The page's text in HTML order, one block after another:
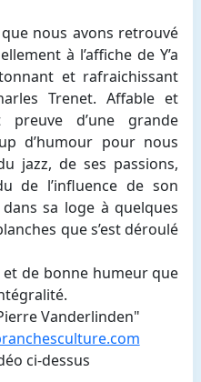
que nous avons retrouvé
à l’affiche de Y’a
et rafraichissant
Trenet. Affable et
d’une grande
d’humour pour nous
jazz, de ses passions,
de l’influence de son
dans sa loge à quelques
que s’est déroulé
de bonne humeur que
Vanderlinden"
ci-dessus